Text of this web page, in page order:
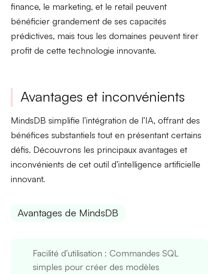
finance, le marketing, et le retail peuvent
bénéficier grandement de ses capacités
prédictives, maistous les domaines peuvent tirer
profit de cette technologie innovante.
Avantages et inconvénients
MindsDBsimplifie l’intégration de l’IA, offrant des
bénéfices substantiels tout en présentant certains
défis. Découvrons les principaux avantages et
inconvénients de cet outil d’intelligence artificielle
innovant.
Avantages de MindsDB
Facilité d’utilisation : Commandes SQL
simples pour créer des modèles